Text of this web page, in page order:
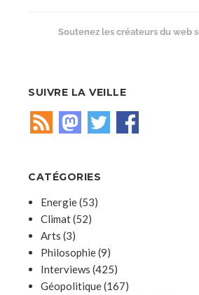
Soutenez les créateurs du web
SUIVRE LA VEILLE
CATÉGORIES
Energie(53)
Climat(52)
Arts (3)
Philosophie(9)
Interviews (425)
Géopolitique(167)